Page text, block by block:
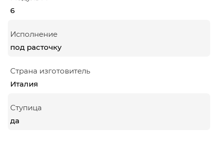
6
Исполнение
под расточку
Страна изготовитель
Италия
Ступица
да